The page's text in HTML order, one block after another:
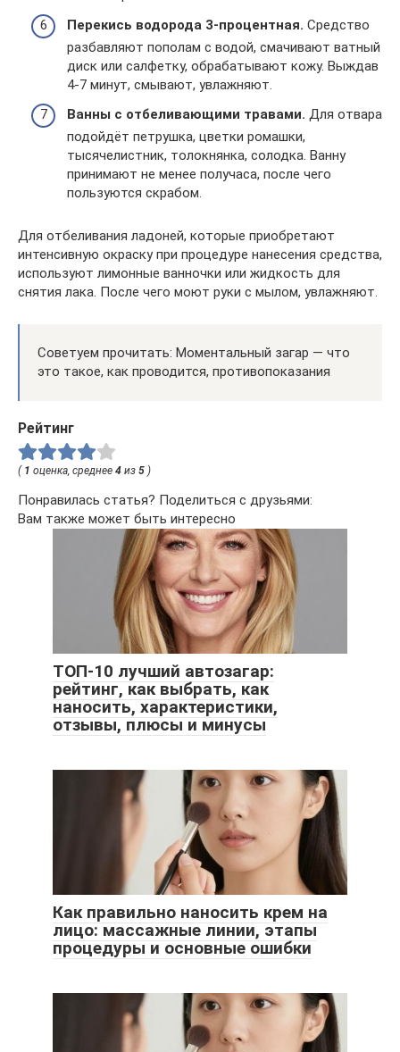
Перекись водорода 3-процентная. Средство
разбавляют пополам с водой, смачивают ватный
диск или салфетку, обрабатывают кожу. Выждав
4-7 минут, смывают, увлажняют.
Ванны с отбеливающими травами. Для отвара
подойдёт петрушка, цветки ромашки,
тысячелистник, толокнянка, солодка. Ванну
принимают не менее получаса, после чего
пользуются скрабом.
Для отбеливания ладоней, которые приобретают
интенсивную окраску при процедуре нанесения средства,
используют лимонные ванночки или жидкость для
снятия лака. После чего моют руки с мылом, увлажняют.
Советуем прочитать: Моментальный загар — что
это такое, как проводится, противопоказания
Рейтинг
( 1 оценка, среднее 4 из 5 )
Понравилась статья? Поделиться с друзьями:
Вам также может быть интересно
ТОП-10 лучший автозагар:
рейтинг, как выбрать, как
наносить, характеристики,
отзывы, плюсы и минусы
Как правильно наносить крем на
лицо: массажные линии, этапы
процедуры и основные ошибки